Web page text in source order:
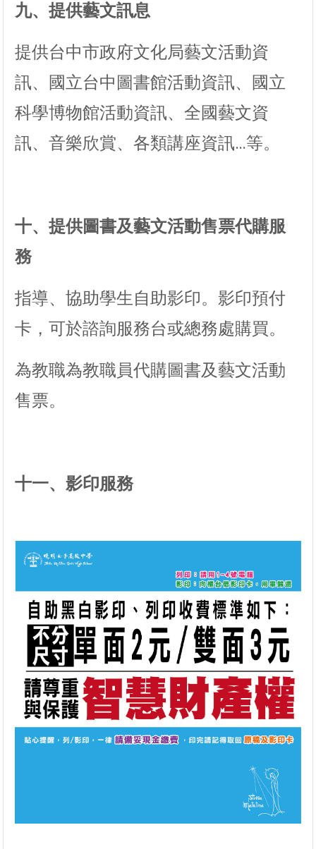
九、提供藝文訊息
提供台中市政府文化局藝文活動資
訊、國立台中圖書館活動資訊、國立
科學博物館活動資訊、全國藝文資
訊、音樂欣賞、各類講座資訊…等。
十、提供圖書及藝文活動售票代購服
務
指導、協助學生自助影印。影印預付
卡，可於諮詢服務台或總務處購買。
為教職為教職員代購圖書及藝文活動
售票。
十一、影印服務